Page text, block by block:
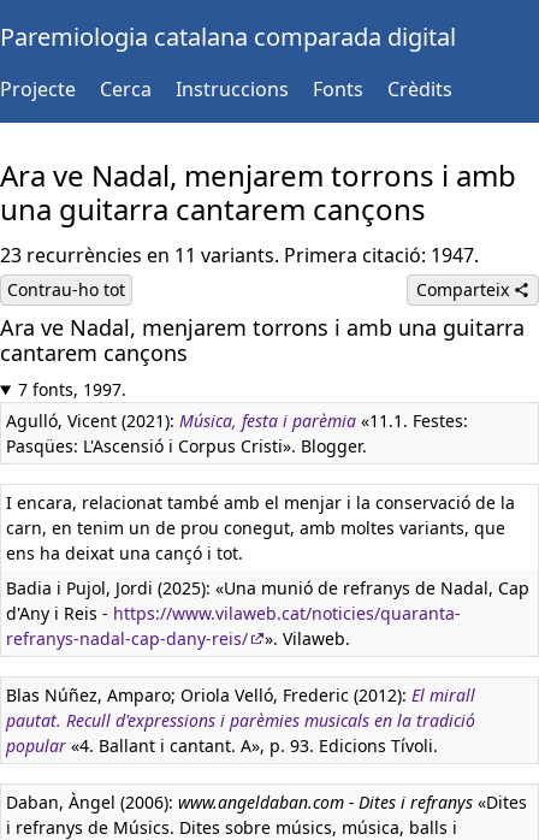
Paremiologia catalana comparada digital
Projecte Cerca Instruccions Fonts Crèdits
Ara ve Nadal, menjarem torrons i amb
una guitarra cantarem cançons
23 recurrències en 11 variants. Primera citació: 1947.
Contrau-ho tot Comparteix
Ara ve Nadal, menjarem torrons i amb una guitarra
cantarem cançons
7 fonts, 1997.
Agulló, Vicent (2021): Música, festa i parèmia «11.1. Festes:
Pasqües: L'Ascensió i Corpus Cristi». Blogger.
I encara, relacionat també amb el menjar i la conservació de la
carn, en tenim un de prou conegut, amb moltes variants, que
ens ha deixat una cançó i tot.
Badia i Pujol, Jordi (2025): «Una munió de refranys de Nadal, Cap
d'Any i Reis - https://www.vilaweb.cat/noticies/quaranta-
refranys-nadal-cap-dany-reis/
». Vilaweb.
Blas Núñez, Amparo; Oriola Velló, Frederic (2012): El mirall
pautat. Recull d'expressions i parèmies musicals en la tradició
popular «4. Ballant i cantant. A», p. 93. Edicions Tívoli.
Daban, Àngel (2006): www.angeldaban.com - Dites i refranys «Dites
i refranys de Músics. Dites sobre músics, música, balls i